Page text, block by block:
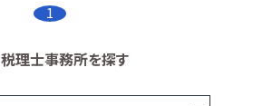
1
税理士事務所を探す